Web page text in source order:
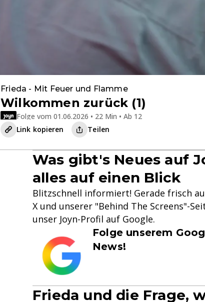
Frieda - Mit Feuer und Flamme
Wilkommen zurück (1)
Folge vom 01.06.2026 • 22 Min • Ab 12
Link kopieren
Teilen
Was gibt's Neues auf
alles auf einen Blick
Blitzschnell informiert! Gerade frisch
X und unserer "Behind The Screens"-
unser Joyn-Profil auf Google.
Folge unserem
News!
Frieda und die Frage,